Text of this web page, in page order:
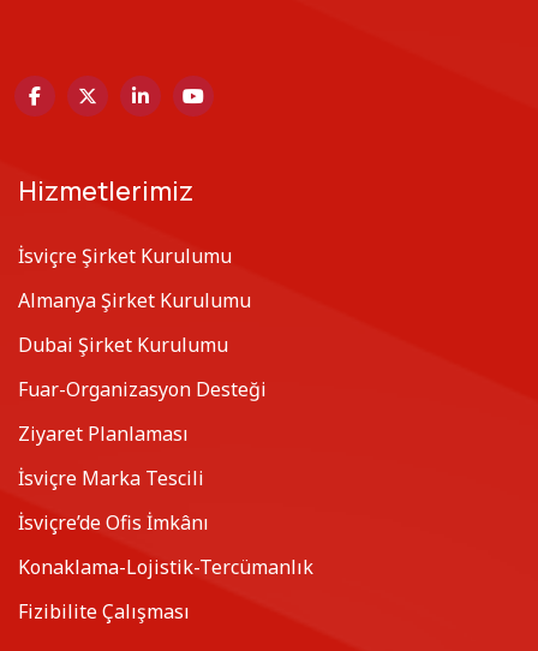
Hizmetlerimiz
İsviçre Şirket Kurulumu
Almanya Şirket Kurulumu
Dubai Şirket Kurulumu
Fuar-Organizasyon Desteği
Ziyaret Planlaması
İsviçre Marka Tescili
İsviçre’de Ofis İmkânı
Konaklama-Lojistik-Tercümanlık
Fizibilite Çalışması